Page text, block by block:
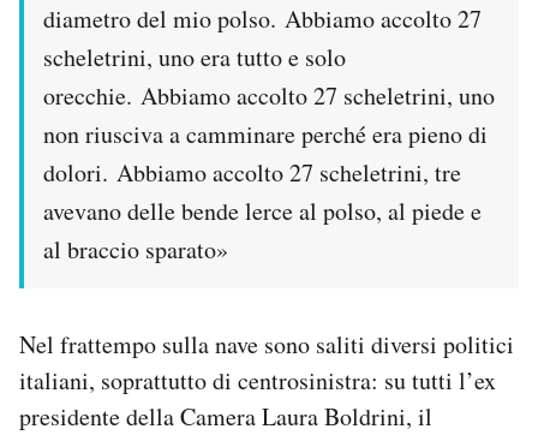
diametro del mio polso. Abbiamo accolto 27
scheletrini, uno era tutto e solo
orecchie. Abbiamo accolto 27 scheletrini, uno
non riusciva a camminare perché era pieno di
dolori. Abbiamo accolto 27 scheletrini, tre
avevano delle bende lerce al polso, al piede e
al braccio sparato»
Nel frattempo sulla nave sono saliti diversi politici
italiani, soprattutto di centrosinistra: su tutti l’ex
presidente della Camera Laura Boldrini, il